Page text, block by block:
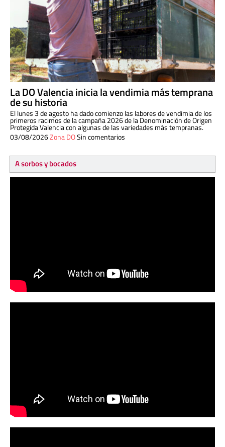
La DO Valencia inicia la vendimia más temprana
de su historia
El lunes 3 de agosto ha dado comienzo las labores de vendimia de los
primeros racimos de la campaña 2026 de la Denominación de Origen
Protegida Valencia con algunas de las variedades más tempranas.
03/08/2026Zona DOSin comentarios
A sorbos y bocados